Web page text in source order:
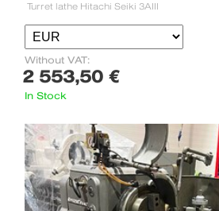
Turret lathe Hitachi Seiki 3AIII
Without VAT:
2 553,50 €
In Stock